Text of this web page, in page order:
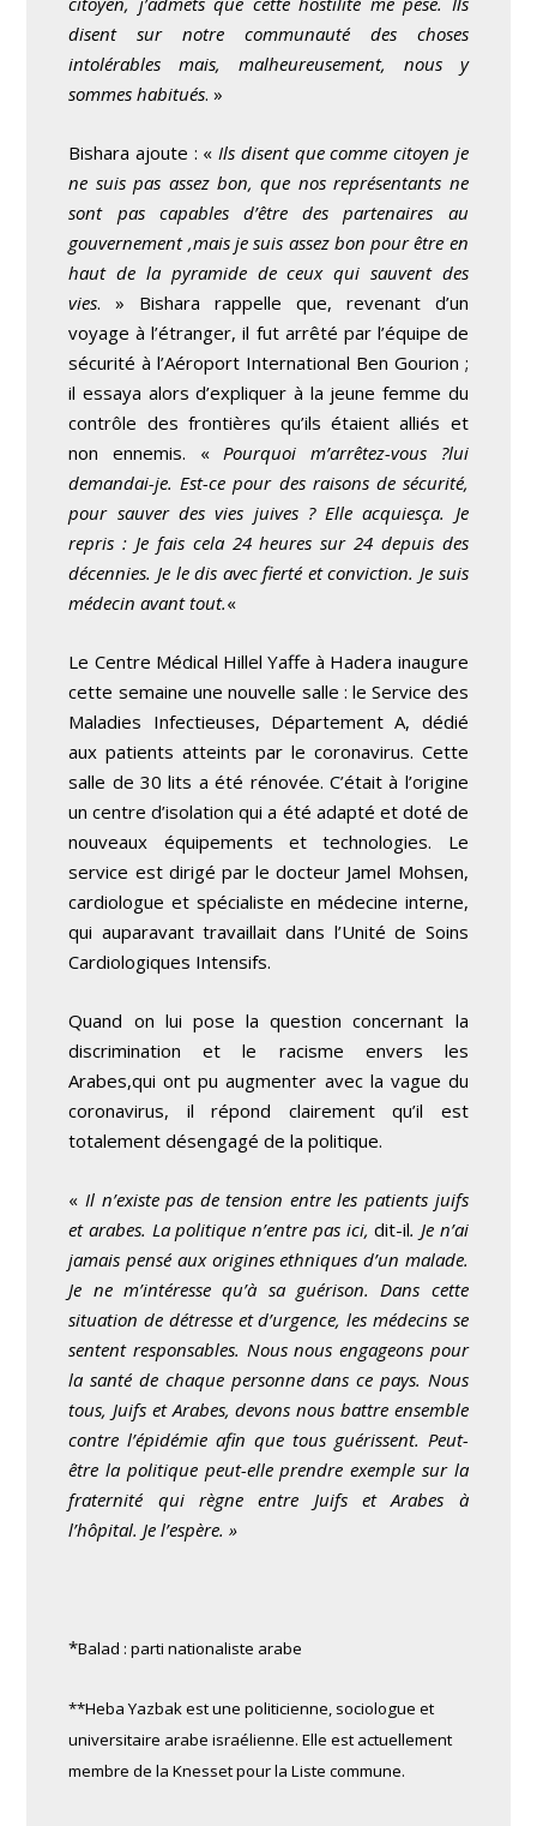
disent sur notre communauté des choses
intolérables mais, malheureusement, nous y
sommes habitués. »
Bishara ajoute : «Ils disent que comme citoyen je
ne suis pas assez bon, que nos représentants ne
sont pas capables d’être des partenaires au
gouvernement ,mais je suis assez bon pour être en
haut de la pyramide de ceux qui sauvent des
vies. » Bishara rappelle que, revenant d’un
voyage à l’étranger, il fut arrêté par l’équipe de
sécurité à l’Aéroport International Ben Gourion ;
il essaya alors d’expliquer à la jeune femme du
contrôle des frontières qu’ils étaient alliés et
non ennemis. «Pourquoi m’arrêtez-vous ?lui
demandai-je. Est-ce pour des raisons de sécurité,
pour sauver des vies juives ? Elle acquiesça. Je
repris : Je fais cela 24 heures sur 24 depuis des
décennies. Je le dis avec fierté et conviction. Je suis
médecin avant tout.«
Le Centre Médical Hillel Yaffe à Hadera inaugure
cette semaine une nouvelle salle : le Service des
Maladies Infectieuses, Département A, dédié
aux patients atteints par le coronavirus. Cette
salle de 30 lits a été rénovée. C’était à l’origine
un centre d’isolation qui a été adapté et doté de
nouveaux équipements et technologies. Le
service est dirigé par le docteur Jamel Mohsen,
cardiologue et spécialiste en médecine interne,
qui auparavant travaillait dans l’Unité de Soins
Cardiologiques Intensifs.
Quand on lui pose la question concernant la
discrimination et le racisme envers les
Arabes,qui ont pu augmenter avec la vague du
coronavirus, il répond clairement qu’il est
totalement désengagé de la politique.
« Il n’existe pas de tension entre les patients juifs
et arabes. La politique n’entre pas ici, dit-il. Je n’ai
jamais pensé aux origines ethniques d’un malade.
Je ne m’intéresse qu’à sa guérison. Dans cette
situation de détresse et d’urgence, les médecins se
sentent responsables. Nous nous engageons pour
la santé de chaque personne dans ce pays. Nous
tous, Juifs et Arabes, devons nous battre ensemble
contre l’épidémie afin que tous guérissent. Peut-
être la politique peut-elle prendre exemple sur la
fraternité qui règne entre Juifs et Arabes à
l’hôpital. Je l’espère. »
*Balad : parti nationaliste arabe
**Heba Yazbak est une politicienne, sociologue et
universitaire arabe israélienne. Elle est actuellement
membre de la Knesset pour la Liste commune.